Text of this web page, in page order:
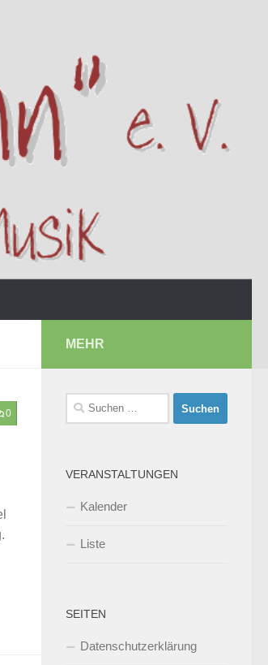
0
MEHR
Suchen
nach:
VERANSTALTUNGEN
Kalender
Liste
SEITEN
Datenschutzerklärung